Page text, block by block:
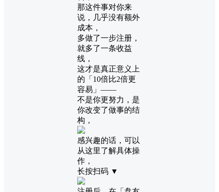
那这件事对你来
说，几乎没有额外
成本，
多做了一步注册，
就多了一条收益
线，
这才是真正意义上
的「10倍比2倍更
容易」——
不是你更努力，是
你改变了做事的结
构，
感兴趣的话，可以
从这里了解具体操
作，
长按扫码 ▼